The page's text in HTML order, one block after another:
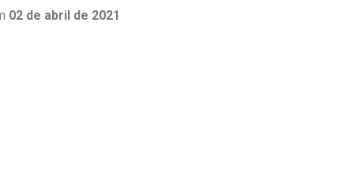
02 de abril de 2021